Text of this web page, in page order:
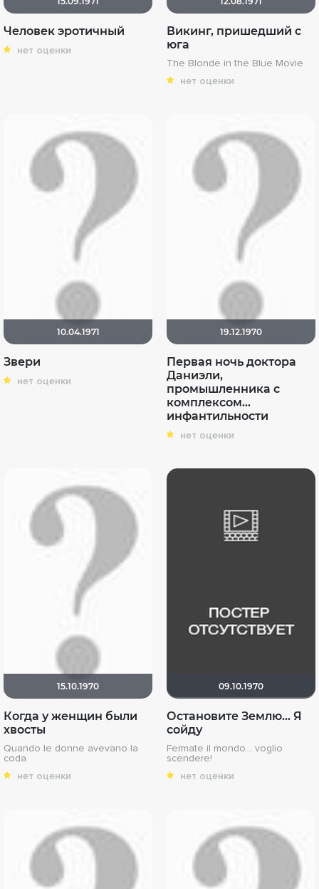
Человек эротичный
нет оценки
Викинг, пришедший с
юга
The Blonde in the Blue Movie
нет оценки
10.04.1971
Звери
нет оценки
19.12.1970
Первая ночь доктора
Даниэли,
промышленника с
комплексом...
инфантильности
нет оценки
15.10.1970
Когда у женщин были
хвосты
Quando le donne avevano la
coda
нет оценки
09.10.1970
Остановите Землю… Я
сойду
Fermate il mondo... voglio
scendere!
нет оценки